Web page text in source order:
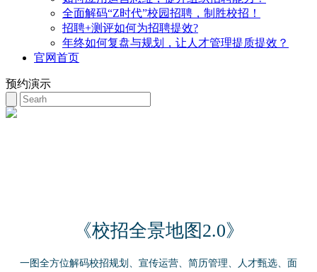
全面解码“Z时代”校园招聘，制胜校招！
招聘+测评如何为招聘提效?
年终如何复盘与规划，让人才管理提质提效？
官网首页
预约演示
《校招全景地图2.0》
一图全方位解码校招规划、宣传运营、简历管理、人才甄选、面